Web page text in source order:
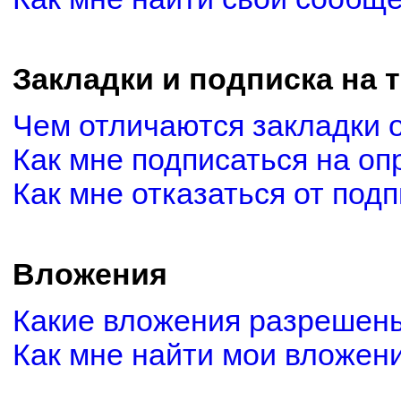
Закладки и подписка на
Чем отличаются закладки
Как мне подписаться на
Как мне отказаться от
Вложения
Какие вложения
Как мне найти мои